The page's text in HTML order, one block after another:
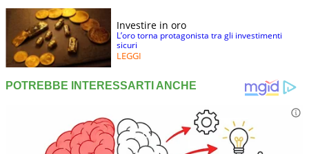
Investire in oro
L’oro torna protagonista tra gli investimenti
sicuri
LEGGI